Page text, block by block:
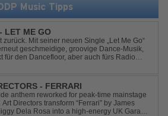
Music Tipps
LET ME GO
zurück. Mit seiner neuen Single „Let Me Go“
geschmeidige, groovige Dance-Musik,
für den Dancefloor, aber auch fürs Radio
was als Nächstes...
- FERRARI
anthem reworked for peak-time mainstage
Art Directors transform “Ferrari” by James
Dela Rosa into a high-energy UK Garage